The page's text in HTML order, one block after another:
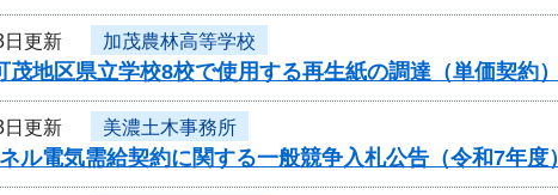
日更新 加茂農林高等学校
茂地区県立学校8校で使用する再生紙の調達（単価契約
日更新 美濃土木事務所
ル電気需給契約に関する一般競争入札公告（令和7年度）